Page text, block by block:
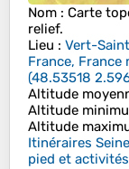
Nom : Carte
relief.
Lieu : Vert-
France,
(48.53518
Altitude
Altitude
Altitude
Itinéraires
pied et